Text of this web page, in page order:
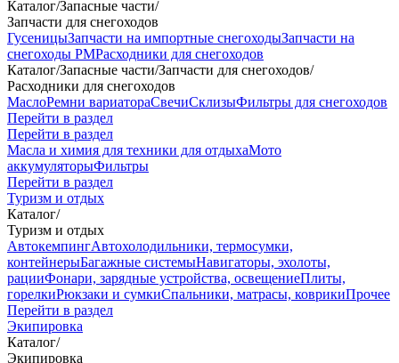
Каталог/Запасные части/
Запчасти для снегоходов
ГусеницыЗапчасти на импортные снегоходыЗапчасти на
снегоходы РМРасходники для снегоходов
Каталог/Запасные части/Запчасти для снегоходов/
Расходники для снегоходов
МаслоРемни вариатораСвечиСклизыФильтры для снегоходов
Перейти в раздел
Перейти в раздел
Масла и химия для техники для отдыхаМото
аккумуляторыФильтры
Перейти в раздел
Туризм и отдых
Каталог/
Туризм и отдых
АвтокемпингАвтохолодильники, термосумки,
контейнерыБагажные системыНавигаторы, эхолоты,
рацииФонари, зарядные устройства, освещениеПлиты,
горелкиРюкзаки и сумкиСпальники, матрасы, коврикиПрочее
Перейти в раздел
Экипировка
Каталог/
Экипировка